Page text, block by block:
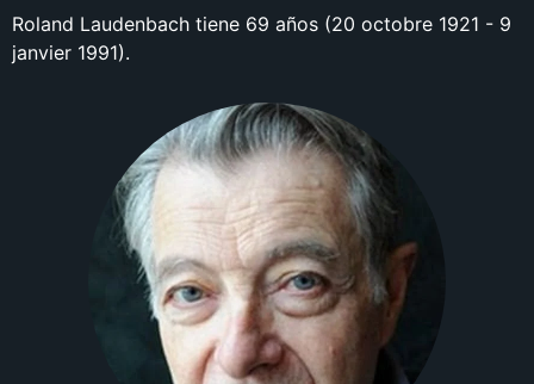
Roland Laudenbach tiene 69 años (20 octobre 1921 - 9
janvier 1991).